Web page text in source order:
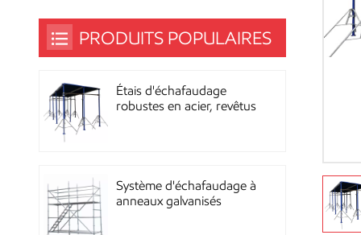
PRODUITS POPULAIRES
Étais d'échafaudage
robustes en acier, revêtus
Système d'échafaudage à
anneaux galvanisés